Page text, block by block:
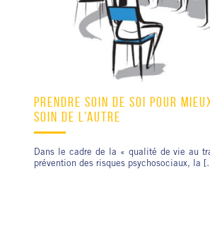
PRENDRE SOIN DE SOI POUR
SOIN DE L’AUTRE
Dans le cadre de la « qualité de vie au
prévention des risques psychosociaux, la